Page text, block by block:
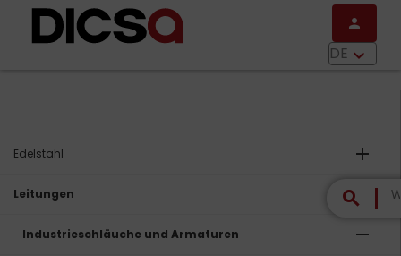
person
DE keyboard_arrow_down
search
Edelstahl add
Leitungen remove
Industrieschläuche und Armaturen remove